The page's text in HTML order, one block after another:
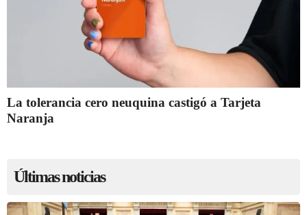
La tolerancia cero neuquina castigó a Tarjeta
Naranja
Últimas noticias